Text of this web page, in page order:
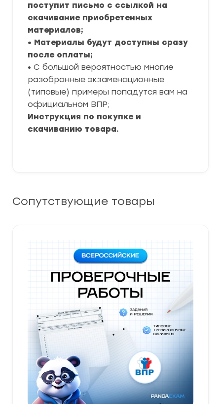
поступит письмо с ссылкой на
скачивание приобретенных
материалов;
• Материалы будут доступны сразу
после оплаты;
• С большой вероятностью многие
разобранные экзаменационные
(типовые) примеры попадутся вам на
официальном ВПР;
Инструкция по покупке и
скачиванию товара.
Сопутствующие товары